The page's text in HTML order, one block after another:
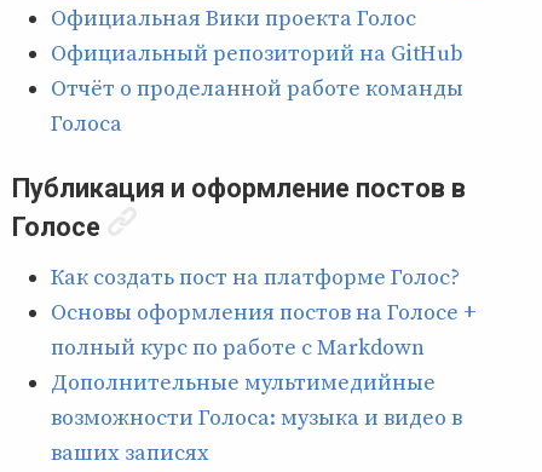
Официальная Вики проекта Голос
Официальный репозиторий на GitHub
Отчёт о проделанной работе команды
Голоса
Публикация и оформление постов в
Голосе
Как создать пост на платформе Голос?
Основы оформления постов на Голосе +
полный курс по работе с Markdown
Дополнительные мультимедийные
возможности Голоса: музыка и видео в
ваших записях